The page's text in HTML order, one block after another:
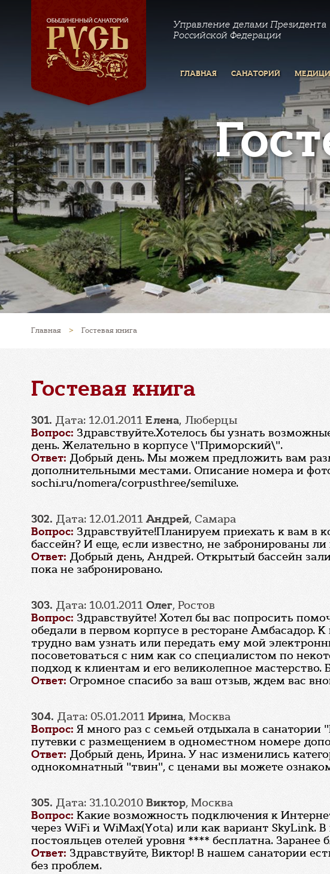
Управление делами Президента
Российской Федерации
ГЛАВНАЯ САНАТОРИЙ
Главная > Гостевая книга
Гостевая книга
301. Дата: 12.01.2011 Елена, Люберцы
Вопрос: Здравствуйте.Хотелось бы узнать
день. Желательно в корпусе \"Приморский\".
Ответ: Добрый день. Мы можем предложить вам
дополнительными местами. Описание номера и
sochi.ru/nomera/corpusthree/semiluxe.
302. Дата: 12.01.2011Андрей, Самара
Вопрос: Здравствуйте!Планируем приехать к вам в
бассейн? И еще, если известно, не забронированы
Ответ: Добрый день, Андрей. Открытый бассейн
пока не забронировано.
303. Дата: 10.01.2011 Олег, Ростов
Вопрос: Здравствуйте! Хотел бы вас попросить
обедали в первом корпусе в ресторане
трудно вам узнать или передать ему мой
посоветоваться с ним как со специалистом по
подход к клиентам и его великолепное
Ответ: Огромное спасибо за ваш отзыв, ждем вас
304. Дата: 05.01.2011 Ирина, Москва
Вопрос: Я много раз с семьей отдыхала в
путевки с размещением в одноместном номере
Ответ: Добрый день, Ирина. У нас изменились
однокомнатный "твин", с ценами вы можете
305. Дата: 31.10.2010 Виктор, Москва
Вопрос: Какие возможность подключения к
через WiFi и WiMax(Yota) или как вариант SkyLink.
постояльцев отелей уровня **** бесплатна. Заранее
Ответ: Здравствуйте, Виктор! В нашем санатории
без проблем.